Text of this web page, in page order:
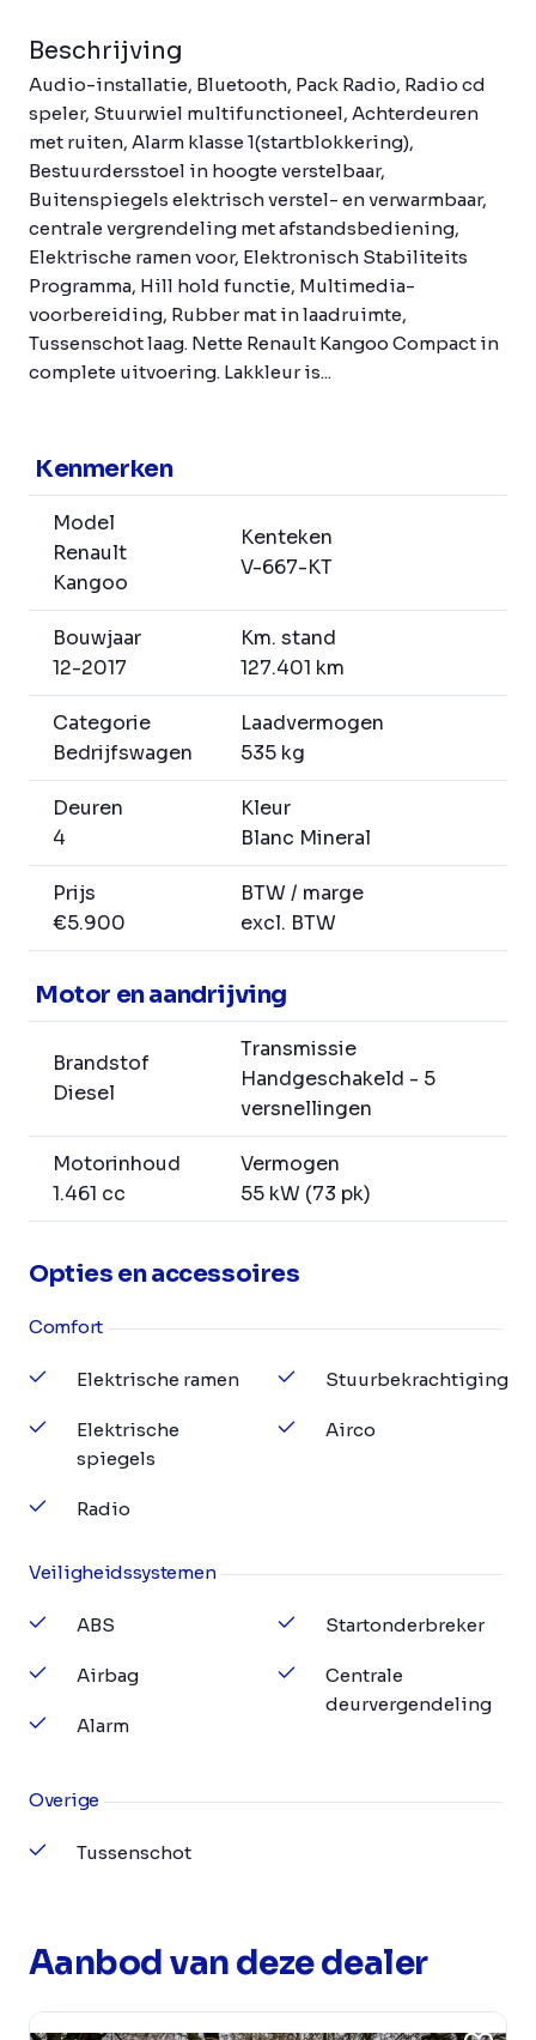
Beschrijving
Audio-installatie, Bluetooth, Pack Radio, Radio cd
speler, Stuurwiel multifunctioneel, Achterdeuren
met ruiten, Alarm klasse 1(startblokkering),
Bestuurdersstoel in hoogte verstelbaar,
Buitenspiegels elektrisch verstel- en verwarmbaar,
centrale vergrendeling met afstandsbediening,
Elektrische ramen voor, Elektronisch Stabiliteits
Programma, Hill hold functie, Multimedia-
voorbereiding, Rubber mat in laadruimte,
Tussenschot laag. Nette Renault Kangoo Compact in
complete uitvoering. Lakkleur is...
Kenmerken
Model
Renault
Kangoo
Kenteken
V-667-KT
Bouwjaar
12-2017
Km. stand
127.401 km
Categorie
Bedrijfswagen
Laadvermogen
535 kg
Deuren
4
Kleur
Blanc Mineral
Prijs
€5.900
BTW / marge
excl. BTW
Motor en aandrijving
Brandstof
Diesel
Transmissie
Handgeschakeld - 5
versnellingen
Motorinhoud
1.461 cc
Vermogen
55 kW (73 pk)
Opties en accessoires
Comfort
Elektrische ramen
Elektrische
spiegels
Radio
Stuurbekrachtiging
Airco
Veiligheidssystemen
ABS
Airbag
Alarm
Startonderbreker
Centrale
deurvergendeling
Overige
Tussenschot
Aanbod van deze dealer